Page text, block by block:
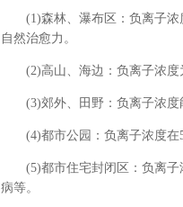
(1)森林、瀑布区：负离子浓
自然治愈力。
(2)高山、海边：负离子浓度
(3)郊外、田野：负离子浓
(4)都市公园：负离子浓度
(5)都市住宅封闭区：负离
病等。